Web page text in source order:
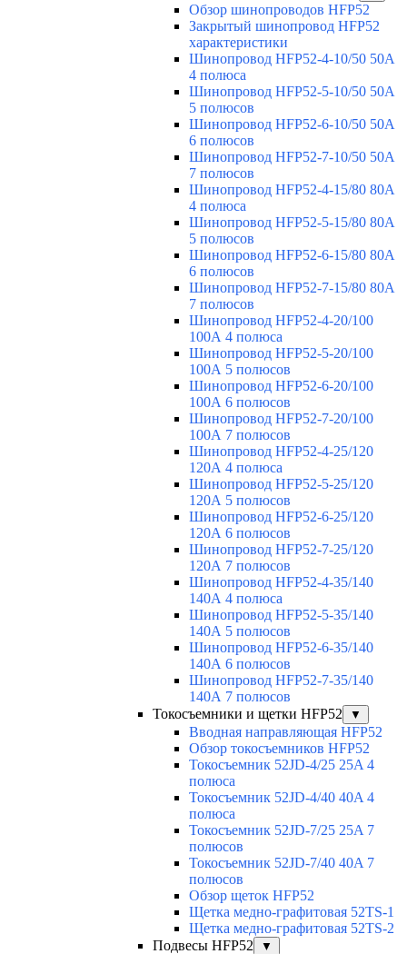
Обзор шинопроводов HFP52
Закрытый шинопровод HFP52
характеристики
Шинопровод HFP52-4-10/50 50A
4 полюса
Шинопровод HFP52-5-10/50 50А
5 полюсов
Шинопровод HFP52-6-10/50 50А
6 полюсов
Шинопровод HFP52-7-10/50 50А
7 полюсов
Шинопровод HFP52-4-15/80 80A
4 полюса
Шинопровод HFP52-5-15/80 80А
5 полюсов
Шинопровод HFP52-6-15/80 80А
6 полюсов
Шинопровод HFP52-7-15/80 80А
7 полюсов
Шинопровод HFP52-4-20/100
100А 4 полюса
Шинопровод HFP52-5-20/100
100А 5 полюсов
Шинопровод HFP52-6-20/100
100А 6 полюсов
Шинопровод HFP52-7-20/100
100А 7 полюсов
Шинопровод HFP52-4-25/120
120А 4 полюса
Шинопровод HFP52-5-25/120
120А 5 полюсов
Шинопровод HFP52-6-25/120
120А 6 полюсов
Шинопровод HFP52-7-25/120
120А 7 полюсов
Шинопровод HFP52-4-35/140
140А 4 полюса
Шинопровод HFP52-5-35/140
140А 5 полюсов
Шинопровод HFP52-6-35/140
140А 6 полюсов
Шинопровод HFP52-7-35/140
140А 7 полюсов
Токосъемники и щетки HFP52
▼
Вводная направляющая HFP52
Обзор токосъемников HFP52
Токосъемник 52JD-4/25 25A 4
полюса
Токосъемник 52JD-4/40 40A 4
полюса
Токосъемник 52JD-7/25 25A 7
полюсов
Токосъемник 52JD-7/40 40A 7
полюсов
Обзор щеток HFP52
Щетка медно-графитовая 52TS-1
Щетка медно-графитовая 52TS-2
Подвесы HFP52
▼